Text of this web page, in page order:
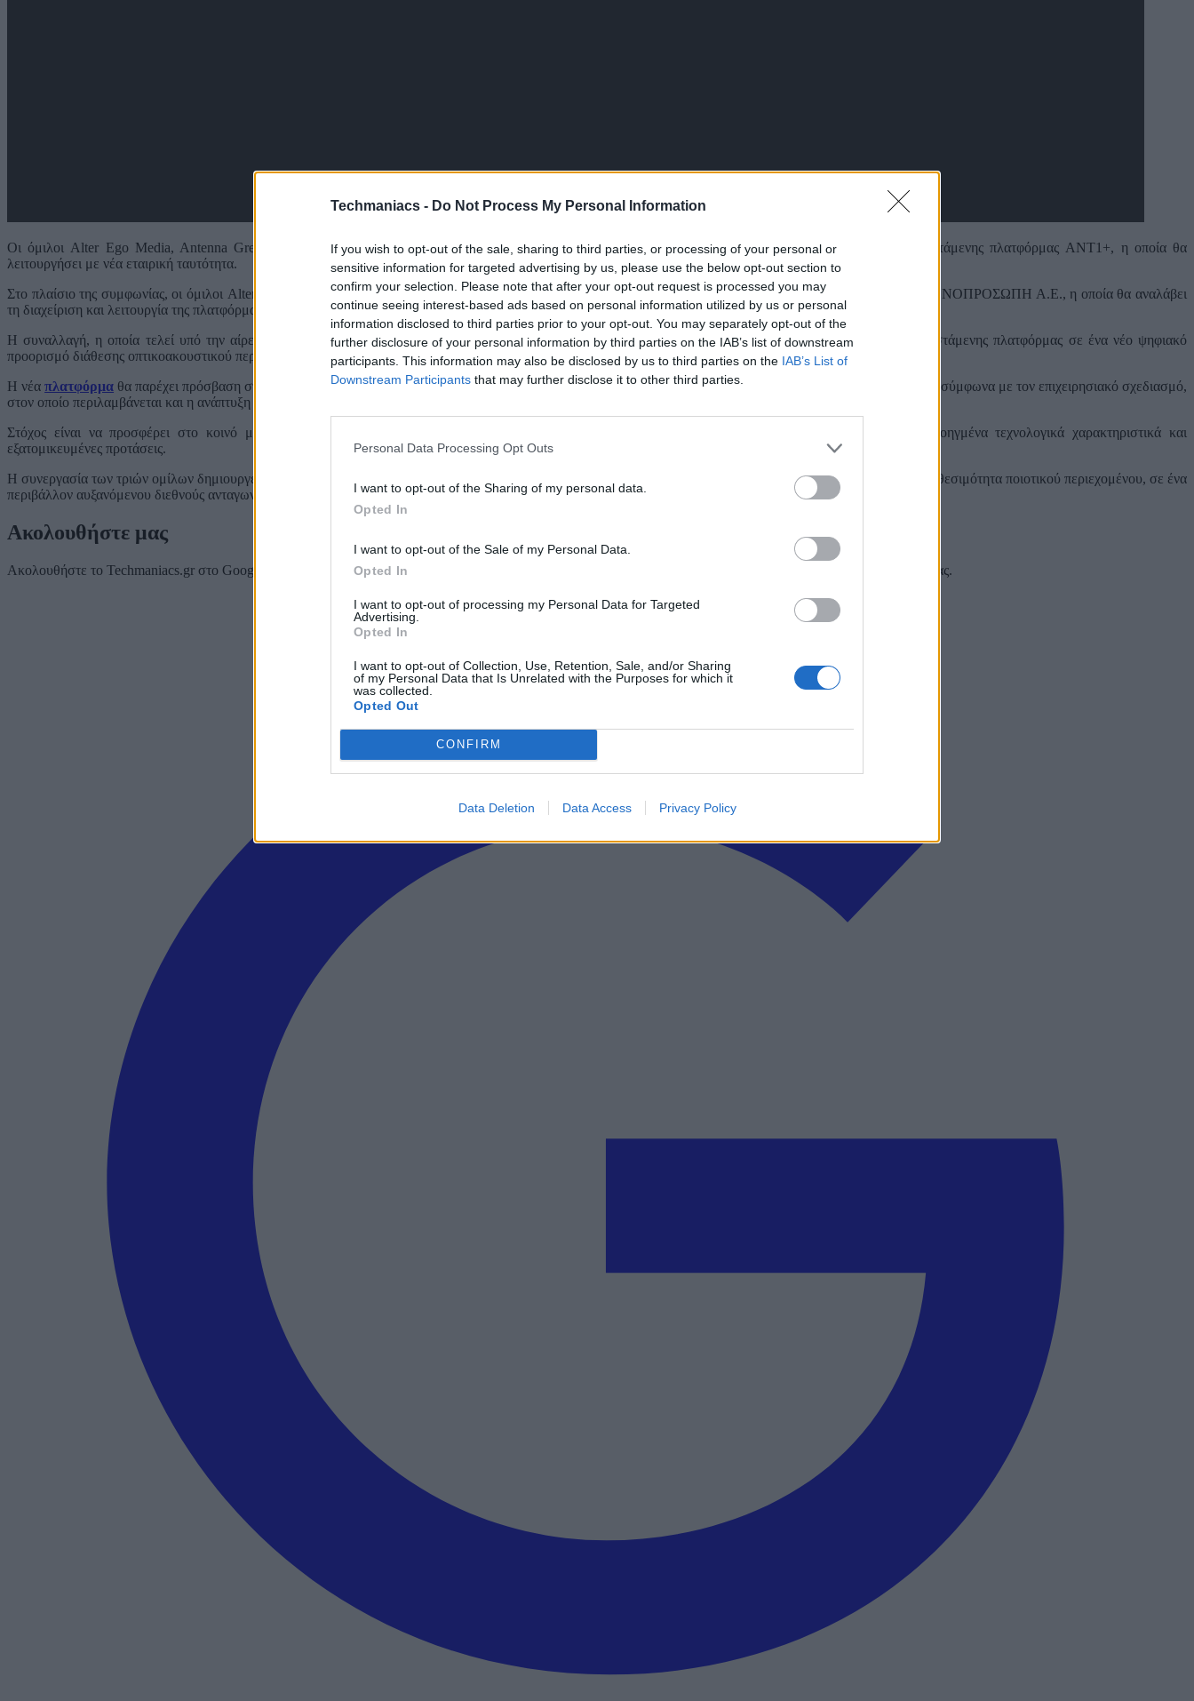
Techmaniacs - Do Not Process My Personal Information
If you wish to opt-out of the sale, sharing to third parties, or processing of your personal or
sensitive information for targeted advertising by us, please use the below opt-out section to
confirm your selection. Please note that after your opt-out request is processed you may
continue seeing interest-based ads based on personal information utilized by us or personal
information disclosed to third parties prior to your opt-out. You may separately opt-out of the
further disclosure of your personal information by third parties on the IAB’s list of downstream
participants. This information may also be disclosed by us to third parties on the IAB’s List of
Downstream Participants that may further disclose it to other third parties.
Personal Data Processing Opt Outs
I want to opt-out of the Sharing of my personal data.
Opted In
I want to opt-out of the Sale of my Personal Data.
Opted In
I want to opt-out of processing my Personal Data for Targeted
Advertising.
Opted In
I want to opt-out of Collection, Use, Retention, Sale, and/or Sharing
of my Personal Data that Is Unrelated with the Purposes for which it
was collected.
Opted Out
CONFIRM
Data Deletion Data Access Privacy Policy
Οι όμιλοι Alter Ego Media, Antenna Greece και Motor Oil προχωρούν στη δημιουργία μίας κοινής streaming πλατφόρμας, μέσω της μετεξέλιξης της υφιστάμενης πλατφόρμας ANT1+, η οποία θα
λειτουργήσει με νέα εταιρική ταυτότητα.
Στο πλαίσιο της συμφωνίας, οι όμιλοι Alter Ego Media και Motor Oil Hellas εισέρχονται στο μετοχικό σχήμα της εταιρείας ANTENNA GREECE SUPPORT ΜΟΝΟΠΡΟΣΩΠΗ Α.Ε., η οποία θα αναλάβει
τη διαχείριση και λειτουργία της πλατφόρμας ANT1+.
Η συναλλαγή, η οποία τελεί υπό την αίρεση έγκρισης των αρμόδιων αρχών, προβλέπει την ισότιμη συμμετοχή των τριών εταίρων και τη μετεξέλιξη της υφιστάμενης πλατφόρμας σε ένα νέο ψηφιακό
προορισμό διάθεσης οπτικοακουστικού περιεχομένου.
Η νέαπλατφόρμα θα παρέχει πρόσβαση στο υφιστάμενο αποκλειστικό περιεχόμενο (όπως Formula 1 και αγώνες F2 και F3), καθώς και σε πρόσθετο περιεχόμενο, σύμφωνα με τον επιχειρησιακό σχεδιασμό,
στον οποίο περιλαμβάνεται και η ανάπτυξη πρωτότυπων παραγωγών.
Στόχος είναι να προσφέρει στο κοινό μια ολοκληρωμένη εμπειρία θέασης, με αναβαθμισμένη πρόσβαση σε πλούσιο περιεχόμενο, ευκολία χρήσης, προηγμένα τεχνολογικά χαρακτηριστικά και
εξατομικευμένες προτάσεις.
Η συνεργασία των τριών ομίλων δημιουργεί τις προϋποθέσεις για την ανάπτυξη μιας ισχυρής ελληνικής πλατφόρμας, ενισχύοντας την εγχώρια παραγωγή και τη διαθεσιμότητα ποιοτικού περιεχομένου, σε ένα
περιβάλλον αυξανόμενου διεθνούς ανταγωνισμού.
Ακολουθήστε μας
Ακολουθήστε το Techmaniacs.gr στο Google News για να διαβάζετε πρώτοι όλα τα τεχνολογικά νέα, ή προσθέστε μας στον RSS feed reader και στα social media σας.